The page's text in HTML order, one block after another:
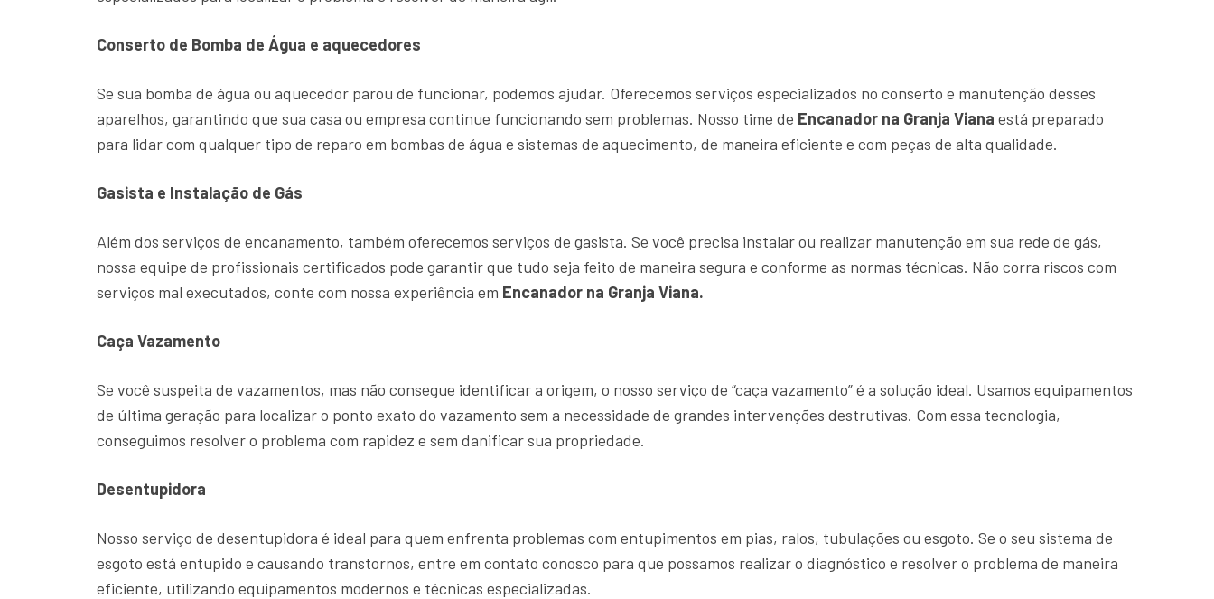
Conserto de Bomba de Água e aquecedores
Se sua bomba de água ou aquecedor parou de funcionar, podemos ajudar. Oferecemos serviços especializados no conserto e manutenção desses
aparelhos, garantindo que sua casa ou empresa continue funcionando sem problemas. Nosso time de Encanador na Granja Viana está preparado
para lidar com qualquer tipo de reparo em bombas de água e sistemas de aquecimento, de maneira eficiente e com peças de alta qualidade.
Gasista e Instalação de Gás
Além dos serviços de encanamento, também oferecemos serviços de gasista. Se você precisa instalar ou realizar manutenção em sua rede de gás,
nossa equipe de profissionais certificados pode garantir que tudo seja feito de maneira segura e conforme as normas técnicas. Não corra riscos com
serviços mal executados, conte com nossa experiência em Encanador na Granja Viana.
Caça Vazamento
Se você suspeita de vazamentos, mas não consegue identificar a origem, o nosso serviço de “caça vazamento” é a solução ideal. Usamos equipamentos
de última geração para localizar o ponto exato do vazamento sem a necessidade de grandes intervenções destrutivas. Com essa tecnologia,
conseguimos resolver o problema com rapidez e sem danificar sua propriedade.
Desentupidora
Nosso serviço de desentupidora é ideal para quem enfrenta problemas com entupimentos em pias, ralos, tubulações ou esgoto. Se o seu sistema de
esgoto está entupido e causando transtornos, entre em contato conosco para que possamos realizar o diagnóstico e resolver o problema de maneira
eficiente, utilizando equipamentos modernos e técnicas especializadas.